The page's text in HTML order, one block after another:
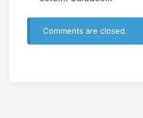
Comments are closed.